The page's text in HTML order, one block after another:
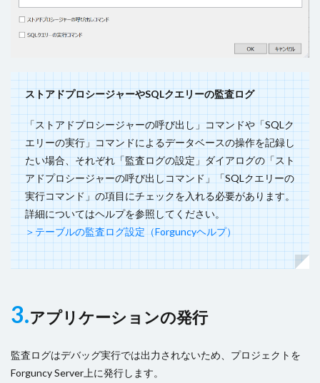
ストアドプロシージャーやSQLクエリーの監査ログ
「ストアドプロシージャーの呼び出し」コマンドや「SQLク
エリーの実行」コマンドによるデータベースの操作を記録し
たい場合、それぞれ「監査ログの設定」ダイアログの「スト
アドプロシージャーの呼び出しコマンド」「SQLクエリーの
実行コマンド」の項目にチェックを入れる必要があります。
詳細についてはヘルプを参照してください。
＞テーブルの監査ログ設定（Forguncyヘルプ）
3.アプリケーションの発行
監査ログはデバッグ実行では出力されないため、プロジェクトを
Forguncy Server上に発行します。